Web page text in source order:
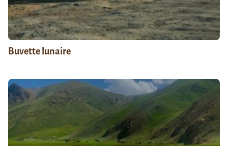
Buvette lunaire